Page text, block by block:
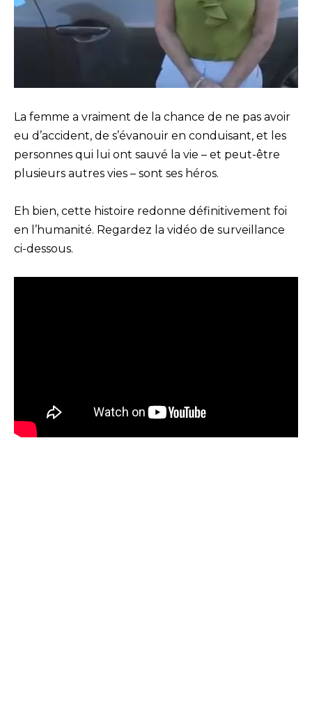
La femme a vraiment de la chance de ne pas avoir
eu d’accident, de s’évanouir en conduisant, et les
personnes qui lui ont sauvé la vie – et peut-être
plusieurs autres vies – sont ses héros.
Eh bien, cette histoire redonne définitivement foi
en l’humanité. Regardez la vidéo de surveillance
ci-dessous.